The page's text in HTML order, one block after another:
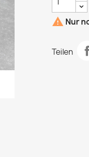
 Nur
Teilen